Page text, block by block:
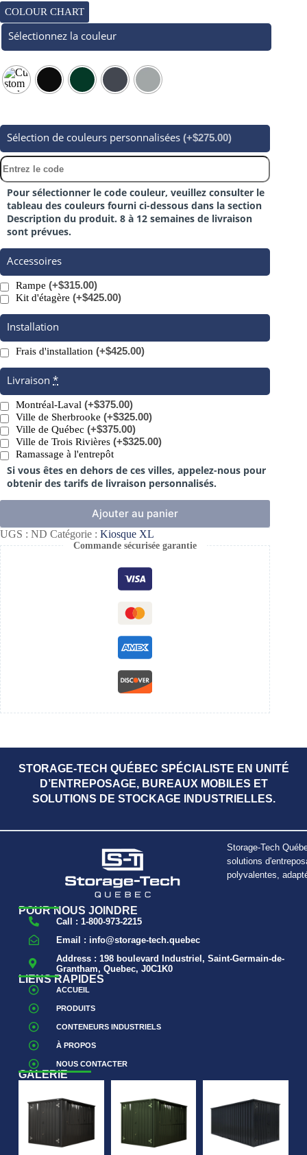
COLOUR CHART
Sélectionnez la couleur
Sélection de couleurs personnalisées (+$275.00)
Pour sélectionner le code couleur, veuillez consulter le
tableau des couleurs fourni ci-dessous dans la section
Description du produit. 8 à 12 semaines de livraison
sont prévues.
Accessoires
Rampe (+$315.00)
Kit d'étagère (+$425.00)
Installation
Frais d'installation (+$425.00)
Livraison *
Montréal-Laval (+$375.00)
Ville de Sherbrooke (+$325.00)
Ville de Québec (+$375.00)
Ville de Trois Rivières (+$325.00)
Ramassage à l'entrepôt
Si vous êtes en dehors de ces villes, appelez-nous pour
obtenir des tarifs de livraison personnalisés.
Ajouter au panier
UGS : ND Catégorie : Kiosque XL
Commande sécurisée garantie
STORAGE-TECH QUÉBEC SPÉCIALISTE EN UNITÉ
D’ENTREPOSAGE, BUREAUX MOBILES ET
SOLUTIONS DE STOCKAGE INDUSTRIELLES.
Storage-Tech
solutions
polyvalentes,
POUR NOUS JOINDRE
Call : 1-800-973-2215
Email : info@storage-tech.quebec
Address : 198 boulevard Industriel, Saint-Germain-de-
Grantham, Quebec, J0C1K0
LIENS RAPIDES
ACCUEIL
PRODUITS
CONTENEURS INDUSTRIELS
À PROPOS
NOUS CONTACTER
GALERIE